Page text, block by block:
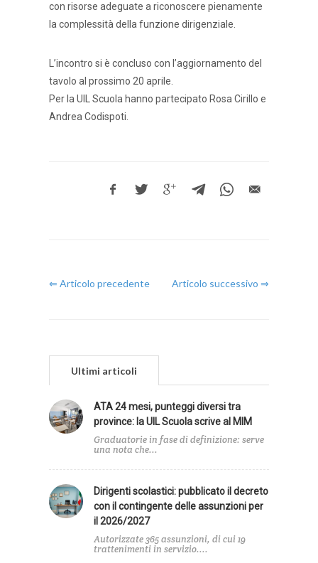
con risorse adeguate a riconoscere pienamente
la complessità della funzione dirigenziale.
L’incontro si è concluso con l’aggiornamento del
tavolo al prossimo 20 aprile.
Per la UIL Scuola hanno partecipato Rosa Cirillo e
Andrea Codispoti.
⇐ Articolo precedente Articolo successivo ⇒
Ultimi articoli
ATA 24 mesi, punteggi diversi tra
province: la UIL Scuola scrive al MIM
Graduatorie in fase di definizione: serve
una nota che...
Dirigenti scolastici: pubblicato il decreto
con il contingente delle assunzioni per
il 2026/2027
Autorizzate 365 assunzioni, di cui 19
trattenimenti in servizio....